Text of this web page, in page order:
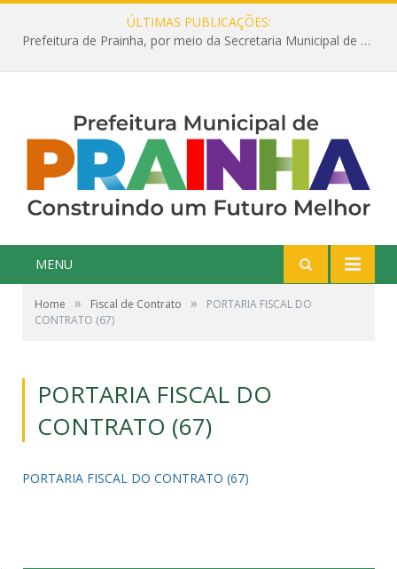
ÚLTIMAS PUBLICAÇÕES:
Prefeitura de Prainha, por meio da Secretaria Municipal de Educação, abre 354 vagas na área da Educação para 2025 com processo seletivo simplificado
MENU
Home » Fiscal de Contrato »
PORTARIA FISCAL DO
CONTRATO (67)
PORTARIA FISCAL DO
CONTRATO (67)
PORTARIA FISCAL DO CONTRATO (67)